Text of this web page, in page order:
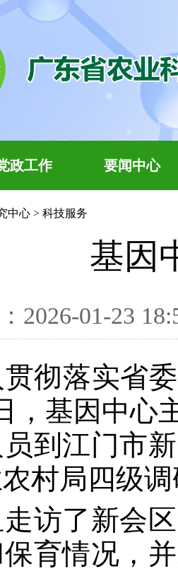
政工作 要闻中心
中心 > 科技服务
基因
2026-01-23
落实省委
，基因中心
到江门市
村局四级
了新会区
育情况，